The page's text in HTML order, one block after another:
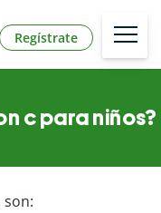
Regístrate
c para niños?
son: